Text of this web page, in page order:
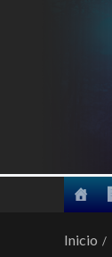
Inicio